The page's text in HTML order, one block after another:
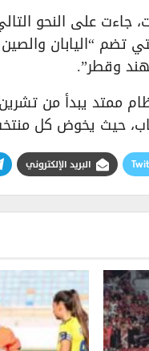
على النحو
تضم “اليابان
وقطر”.
حيث يخوض كل
البريد الإلكتروني